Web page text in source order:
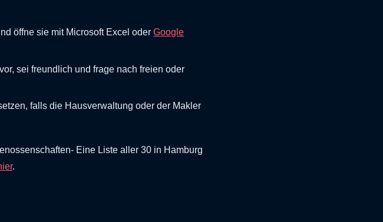
öffne sie mit Microsoft Excel oderGoogle
sei freundlich und frage nach freien oder
falls die Hausverwaltung oder der Makler
Eine Liste aller 30 in Hamburg
.